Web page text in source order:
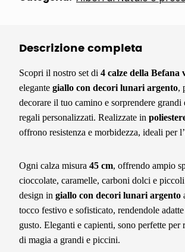
Descrizione completa
Scopri il nostro set di 4 calze della Befana
elegante giallo con decori lunari argento,
decorare il tuo camino e sorprendere grandi
regali personalizzati. Realizzate in
offrono resistenza e morbidezza, ideali per
Ogni calza misura 45 cm, offrendo ampio
cioccolate, caramelle, carboni dolci e
design in giallo con decori lunari argento
tocco festivo e sofisticato, rendendole
gusto. Eleganti e capienti, sono perfette per
di magia a grandi e piccini.